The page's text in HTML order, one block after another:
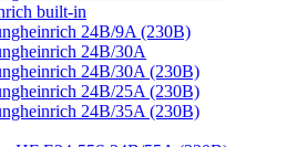
built-in
24B/9A (230B)
24B/30A
24B/30A (230B)
24B/25A (230B)
24B/35A (230B)